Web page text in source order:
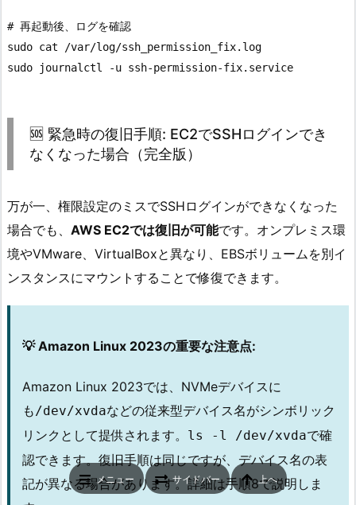
# 再起動後、ログを確認
sudo cat /var/log/ssh_permission_fix.log
🆘 緊急時の復旧手順: EC2でSSHログインでき
なくなった場合（完全版）
万が一、権限設定のミスでSSHログインができなくなった
場合でも、 AWS EC2では復旧が可能です。オンプレミス環
境やVMware、VirtualBoxと異なり、EBSボリュームを別イ
ンスタンスにマウントすることで修復できます。
💡 Amazon Linux 2023の重要な注意点:
Amazon Linux 2023では、NVMeデバイスに
も/dev/xvdaなどの従来型デバイス名がシンボリック
リンクとして提供されます。 ls -l /dev/xvdaで確
認できます。復旧手順は同じですが、デバイス名の表
記が異なる場合があります。詳細は手順8で説明しま
メニュー サイドバー 上へ